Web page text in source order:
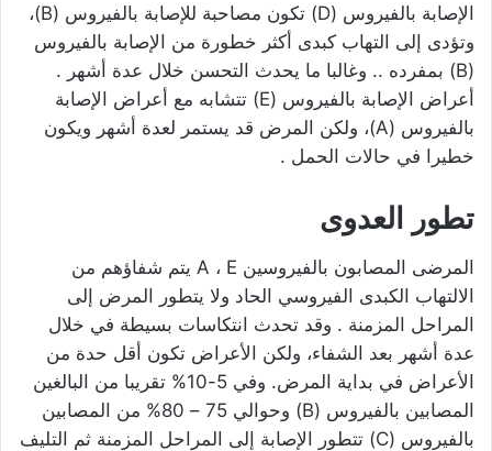
الإصابة بالفيروس (D) تكون مصاحبة للإصابة بالفيروس (B)،
وتؤدى إلى التهاب كبدى أكثر خطورة من الإصابة بالفيروس
(B) بمفرده .. وغالبا ما يحدث التحسن خلال عدة أشهر .
أعراض الإصابة بالفيروس (E) تتشابه مع أعراض الإصابة
بالفيروس (A)، ولكن المرض قد يستمر لعدة أشهر ويكون
خطيرا في حالات الحمل .
تطور العدوى
المرضى المصابون بالفيروسين A ، E يتم شفاؤهم من
الالتهاب الكبدى الفيروسي الحاد ولا يتطور المرض إلى
المراحل المزمنة . وقد تحدث انتكاسات بسيطة في خلال
عدة أشهر بعد الشفاء، ولكن الأعراض تكون أقل حدة من
الأعراض في بداية المرض. وفي 5-10% تقريبا من البالغين
المصابين بالفيروس (B) وحوالي 75 – 80% من المصابين
بالفيروس (C) تتطور الإصابة إلى المراحل المزمنة ثم التليف